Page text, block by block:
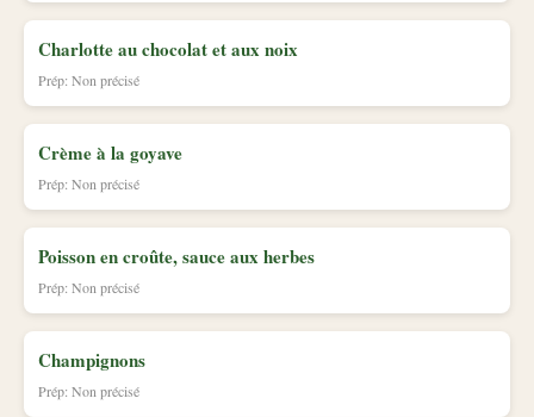
Charlotte au chocolat et aux noix
Prép: Non précisé
Crème à la goyave
Prép: Non précisé
Poisson en croûte, sauce aux herbes
Prép: Non précisé
Champignons
Prép: Non précisé